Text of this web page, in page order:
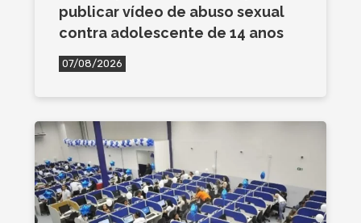
publicar vídeo de abuso sexual
contra adolescente de 14 anos
07/08/2026